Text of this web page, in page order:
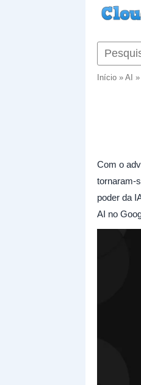
Início» AI »
Com o
tornaram-
poder da
AI no